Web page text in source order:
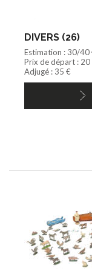
DIVERS (26)
Estimation : 30/40
Prix de départ : 20
Adjugé : 35 €